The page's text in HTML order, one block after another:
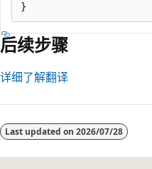
后续步骤
详细了解翻译
模
式
Last updated on 2026/07/28